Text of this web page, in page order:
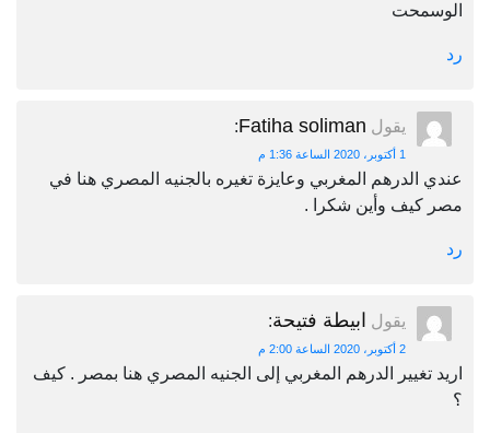
الوسمحت
رد
يقول Fatiha soliman
:
1 أكتوبر، 2020 الساعة 1:36 م
عندي الدرهم المغربي وعايزة تغيره بالجنيه المصري هنا في
مصر كيف وأين شكرا .
رد
يقول ابيطة فتيحة:
2 أكتوبر، 2020 الساعة 2:00 م
اريد تغيير الدرهم المغربي إلى الجنيه المصري هنا بمصر . كيف
؟